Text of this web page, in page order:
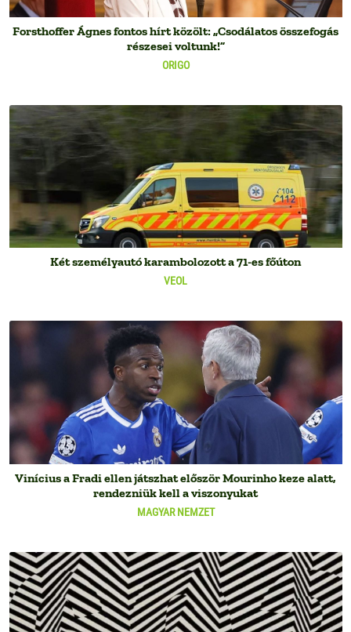
ORIGO
Forsthoffer Ágnes fontos hírt közölt: „Csodálatos összefogás
részesei voltunk!”
VEOL
Két személyautó karambolozott a 71-es főúton
MAGYAR NEMZET
Vinícius a Fradi ellen játszhat először Mourinho keze alatt,
rendezniük kell a viszonyukat